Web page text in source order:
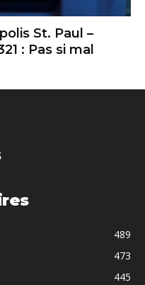
St. Paul –
: Pas si mal
489
473
445